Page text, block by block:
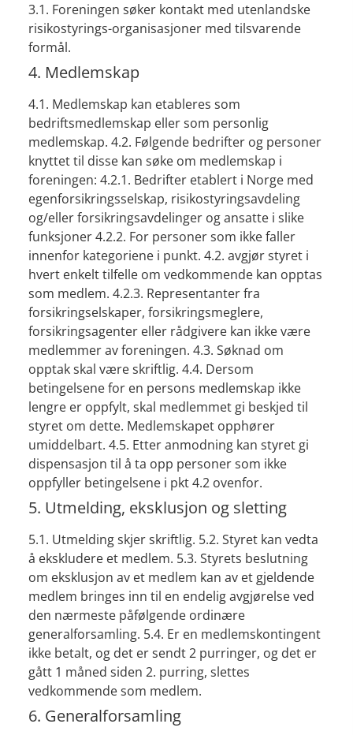
3.1. Foreningen søker kontakt med utenlandske
risikostyrings-organisasjoner med tilsvarende
formål.
4. Medlemskap
4.1. Medlemskap kan etableres som
bedriftsmedlemskap eller som personlig
medlemskap. 4.2. Følgende bedrifter og personer
knyttet til disse kan søke om medlemskap i
foreningen: 4.2.1. Bedrifter etablert i Norge med
egenforsikringsselskap, risikostyringsavdeling
og/eller forsikringsavdelinger og ansatte i slike
funksjoner 4.2.2. For personer som ikke faller
innenfor kategoriene i punkt. 4.2. avgjør styret i
hvert enkelt tilfelle om vedkommende kan opptas
som medlem. 4.2.3. Representanter fra
forsikringselskaper, forsikringsmeglere,
forsikringsagenter eller rådgivere kan ikke være
medlemmer av foreningen. 4.3. Søknad om
opptak skal være skriftlig. 4.4. Dersom
betingelsene for en persons medlemskap ikke
lengre er oppfylt, skal medlemmet gi beskjed til
styret om dette. Medlemskapet opphører
umiddelbart. 4.5. Etter anmodning kan styret gi
dispensasjon til å ta opp personer som ikke
oppfyller betingelsene i pkt 4.2 ovenfor.
5. Utmelding, eksklusjon og sletting
5.1. Utmelding skjer skriftlig. 5.2. Styret kan vedta
å ekskludere et medlem. 5.3. Styrets beslutning
om eksklusjon av et medlem kan av et gjeldende
medlem bringes inn til en endelig avgjørelse ved
den nærmeste påfølgende ordinære
generalforsamling. 5.4. Er en medlemskontingent
ikke betalt, og det er sendt 2 purringer, og det er
gått 1 måned siden 2. purring, slettes
vedkommende som medlem.
6. Generalforsamling